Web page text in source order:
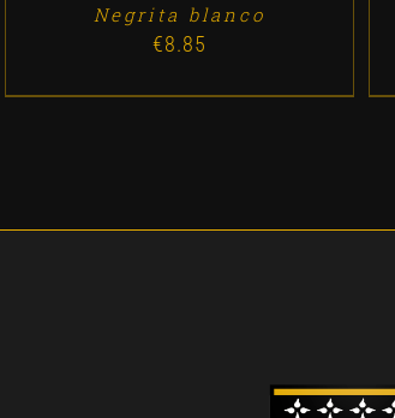
Negrita blanco
€8.85